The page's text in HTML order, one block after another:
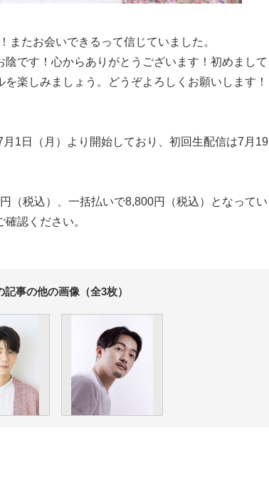
またお会いできるって信じていました。
です！心からありがとうございます！初めまして
楽しみましょう。どうぞよろしくお願いします！
1日（月）より開始しており、初回生配信は7月19
（税込）、一括払いで8,800円（税込）となってい
確認ください。
記事の他の画像（全3枚）